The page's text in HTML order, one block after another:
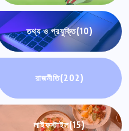
তথ্য ও প্রযুক্তি(10)
রাজনীতি(202)
লাইফস্টাইল(15)